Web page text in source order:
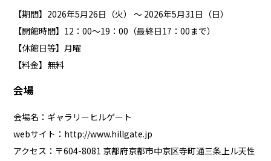
【期間】2026年5月26日（火） 〜 2026年5月31日（日）
【開館時間】12：00～19：00（最終日17：00まで）
【休館日等】月曜
【料金】無料
会場
会場名：ギャラリーヒルゲート
webサイト： http://www.hillgate.jp
アクセス：〒604-8081 京都府京都市中京区寺町通三条上ル天性